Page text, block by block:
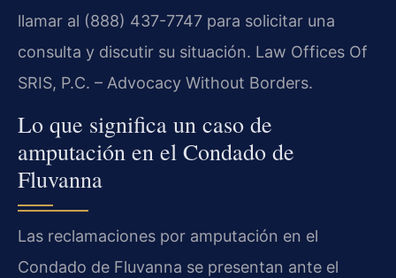
llamar al (888) 437-7747 para solicitar una
consulta y discutir su situación. Law Offices Of
SRIS, P.C. – Advocacy Without Borders.
Lo que significa un caso de
amputación en el Condado de
Fluvanna
Las reclamaciones por amputación en el
Condado de Fluvanna se presentan ante el